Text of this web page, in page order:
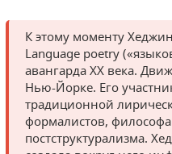
К этому моменту
Language poetry
авангарда XX века.
Нью-Йорке. Его
традиционной
формалистов,
постструктурализма.